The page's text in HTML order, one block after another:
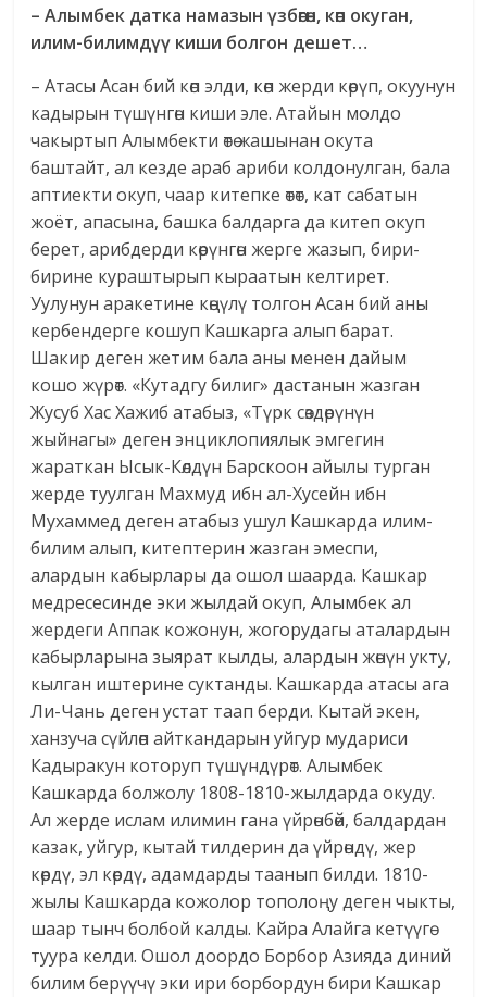
– Алымбек датка намазын үзбөгөн, көп окуган,
илим-билимдүү киши болгон дешет…
– Атасы Асан бий көп элди, көп жерди көрүп, окуунун
кадырын түшүнгөн киши эле. Атайын молдо
чакыртып Алымбекти өтө жашынан окута
баштайт, ал кезде араб ариби колдонулган, бала
аптиекти окуп, чаар китепке өтөт, кат сабатын
жоёт, апасына, башка балдарга да китеп окуп
берет, арибдерди көрүнгөн жерге жазып, бири-
бирине кураштырып кыраатын келтирет.
Уулунун аракетине көңүлү толгон Асан бий аны
кербендерге кошуп Кашкарга алып барат.
Шакир деген жетим бала аны менен дайым
кошо жүрөт. «Кутадгу билиг» дастанын жазган
Жусуб Хас Хажиб атабыз, «Түрк сөздөрүнүн
жыйнагы» деген энциклопиялык эмгегин
жараткан Ысык-Көлдүн Барскоон айылы турган
жерде туулган Махмуд ибн ал-Хусейн ибн
Мухаммед деген атабыз ушул Кашкарда илим-
билим алып, китептерин жазган эмеспи,
алардын кабырлары да ошол шаарда. Кашкар
медресесинде эки жылдай окуп, Алымбек ал
жердеги Аппак кожонун, жогорудагы аталардын
кабырларына зыярат кылды, алардын жөнүн укту,
кылган иштерине суктанды. Кашкарда атасы ага
Ли-Чань деген устат таап берди. Кытай экен,
ханзуча сүйлөп айткандарын уйгур мудариси
Кадыракун которуп түшүндүрөт. Алымбек
Кашкарда болжолу 1808-1810-жылдарда окуду.
Ал жерде ислам илимин гана үйрөнбөй, балдардан
казак, уйгур, кытай тилдерин да үйрөндү, жер
көрдү, эл көрдү, адамдарды таанып билди. 1810-
жылы Кашкарда кожолор тополоңу деген чыкты,
шаар тынч болбой калды. Кайра Алайга кетүүгө
туура келди. Ошол доордо Борбор Азияда диний
билим берүүчү эки ири борбордун бири Кашкар